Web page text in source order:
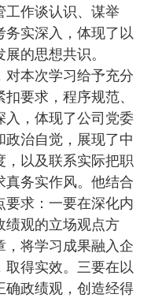
工作谈认识、谋举
务实深入，体现了以
的思想共识。
本次学习给予充分
要求，程序规范、
入，体现了公司党委
治自觉，展现了中
，以及联系实际把职
真务实作风。他结合
要求：一要在深化内
绩观的立场观点方
，将学习成果融入企
取得实效。三要在以
确政绩观，创造经得